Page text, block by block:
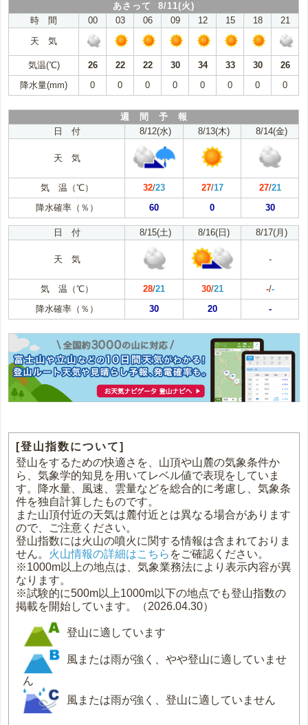
あさって 8/11(火)
時 間
00 03 06 09 12 15 18
21
天 気
気温(℃) 26 22 22 30 34 33 30
26
降水量(mm)
0 0 0 0 0 0 0 0
週 間 予 報
日 付
8/12(水) 8/13(木) 8/14(金)
天 気
気 温（℃） 32/23 27/17 27/21
降水確率（％）
60 0 30
日 付 8/15(土) 8/16(日) 8/17(月)
天 気 -
気 温（℃） 28/21 30/21 -/-
降水確率（％）
30 20 -
[登山指数について]
登山をするための快適さを、山頂や山麓の気象条件か
ら、気象学的知見を用いてレベル値で表現をしていま
す。降水量、風速、雲量などを総合的に考慮し、気象条
件を独自計算したものです。
また山頂付近の天気は麓付近とは異なる場合があります
ので、ご注意ください。
登山指数には火山の噴火に関する情報は含まれておりま
せん。 火山情報の詳細はこちら をご確認ください。
※1000m以上の地点は、気象業務法により表示内容が異
なります。
※試験的に500m以上1000m以下の地点でも登山指数の
掲載を開始しています。（2026.04.30）
登山に適しています
風または雨が強く、やや登山に適していませ
ん
風または雨が強く、登山に適していません